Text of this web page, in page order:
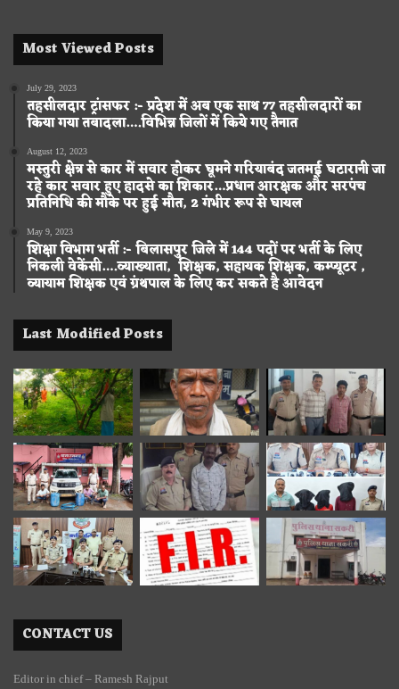
Most Viewed Posts
July 29, 2023
तहसीलदार ट्रांसफर :- प्रदेश में अब एक साथ 77 तहसीलदारों का
किया गया तबादला….विभिन्न जिलों में किये गए तैनात
August 12, 2023
मस्तुरी क्षेत्र से कार में सवार होकर घूमने गरियाबंद जतमई घटारानी जा
रहे कार सवार हुए हादसे का शिकार…प्रधान आरक्षक और सरपंच
प्रतिनिधि की मौके पर हुई मौत, 2 गंभीर रूप से घायल
May 9, 2023
शिक्षा विभाग भर्ती :- बिलासपुर जिले में 144 पदों पर भर्ती के लिए
निकली वेकेंसी….व्याख्याता, शिक्षक, सहायक शिक्षक, कम्प्यूटर ,
व्यायाम शिक्षक एवं ग्रंथपाल के लिए कर सकते है आवेदन
Last Modified Posts
CONTACT US
Editor in chief – Ramesh Rajput